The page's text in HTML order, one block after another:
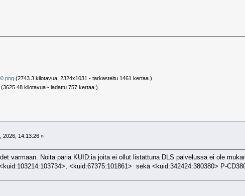
(2743.3 kilotavua, 2324x1031 - tarkasteltu 1461 kertaa.)
(3625.48 kilotavua - ladattu 757 kertaa.)
2026, 14:13:26 »
varmaan. Noita paria KUID:ia joita ei ollut listattuna DLS palvelussa ei ole
<kuid:67375:101861> sekä <kuid:342424:380380> P-